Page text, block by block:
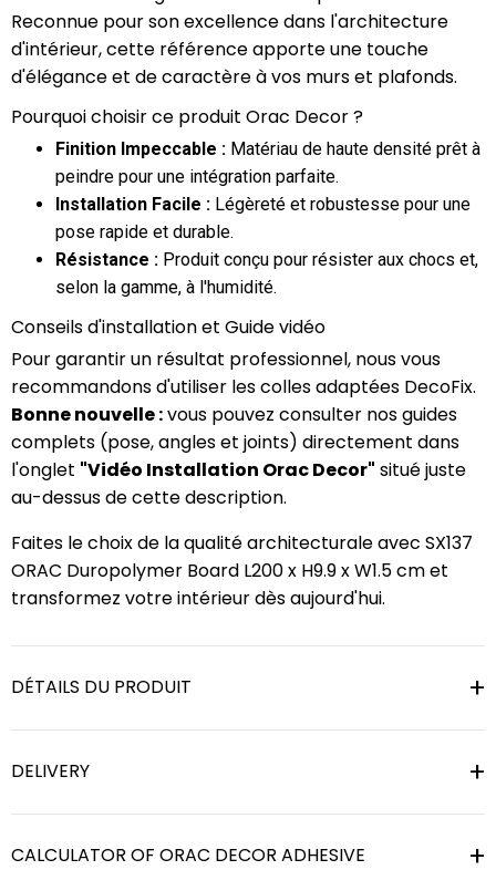
Reconnue pour son excellence dans l'architecture
d'intérieur, cette référence apporte une touche
d'élégance et de caractère à vos murs et plafonds.
Pourquoi choisir ce produit Orac Decor ?
Finition Impeccable : Matériau de haute densité prêt à
peindre pour une intégration parfaite.
Installation Facile : Légèreté et robustesse pour une
pose rapide et durable.
Résistance : Produit conçu pour résister aux chocs et,
selon la gamme, à l'humidité.
Conseils d'installation et Guide vidéo
Pour garantir un résultat professionnel, nous vous
recommandons d'utiliser les colles adaptées DecoFix.
Bonne nouvelle :vous pouvez consulter nos guides
complets (pose, angles et joints) directement dans
l'onglet "Vidéo Installation Orac Decor" situé juste
au-dessus de cette description.
Faites le choix de la qualité architecturale avec SX137
ORAC Duropolymer Board L200 x H9.9 x W1.5 cm et
transformez votre intérieur dès aujourd'hui.
DÉTAILS DU PRODUIT
DELIVERY
CALCULATOR OF ORAC DECOR ADHESIVE